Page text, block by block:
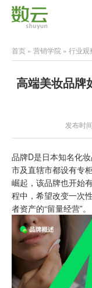
首页 » 营销学院 » 行业观
高端美妆品牌
发布时
品牌D是日本知名化
市及直辖市都设有专
崛起，该品牌也开始
程中，希望改变一次
者资产的“留量经营”。